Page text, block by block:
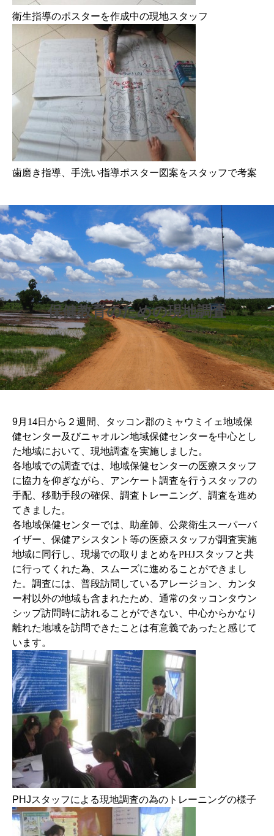
衛生指導のポスターを作成中の現地スタッフ
歯磨き指導、手洗い指導ポスター図案をスタッフで考案
保健教育のための現地調査
9月 14日から２週間、
タッコン郡のミャウミイェ地域保
健センター及びニャオルン地域保健センターを中心とし
た地域において、現地調査を実施しました。
各地域での調査では、地域保健センターの医療スタッフ
に協力を仰ぎながら、アンケート調査を行うスタッフの
手配、移動手段の確保、調査トレーニング、調査を進め
てきました。
各地域保健センターでは、助産師、公衆衛生スーパーバ
イザー、保健アシスタント等の医療スタッフが調査実施
地域に同行し、現場での取りまとめをPHJスタッフと共
に行ってくれた為、スムーズに進めることができまし
た。調査には、普段訪問しているアレージョン、カンタ
ー村以外の地域も含まれたため、通常のタッコンタウン
シップ訪問時に訪れることができない、中心からかなり
離れた地域を訪問できたことは有意義であったと感じて
います。
PHJスタッフによる現地調査の為のトレーニングの様子